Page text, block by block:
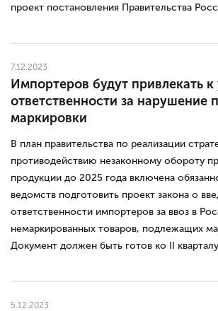
проект постановления Правительства
7.12.2023
Импортеров будут привлекать к
ответственности за нарушение
маркировки
В план правительства по реализации
противодействию незаконному обороту
продукции до 2025 года включена
ведомств подготовить проект закона о
ответственности импортеров за ввоз в
немаркированных товаров, подлежащих
Документ должен быть готов ко II
5.12.2023